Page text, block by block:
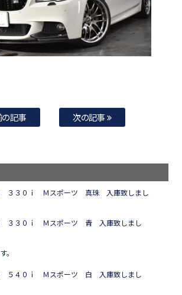
記事 次の記事
３３０ｉ Ｍスポーツ 真珠 入庫致しまし
３３０ｉ Ｍスポーツ 青 入庫致しまし
。
５４０ｉ Ｍスポーツ 白 入庫致しまし